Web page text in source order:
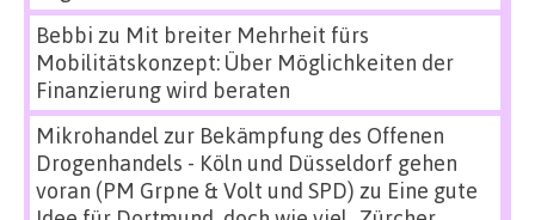
Bebbi zu Mit breiter Mehrheit fürs
Mobilitätskonzept: Über Möglichkeiten der
Finanzierung wird beraten
Mikrohandel zur Bekämpfung des Offenen
Drogenhandels - Köln und Düsseldorf gehen
voran (PM Grpne & Volt und SPD) zu Eine gute